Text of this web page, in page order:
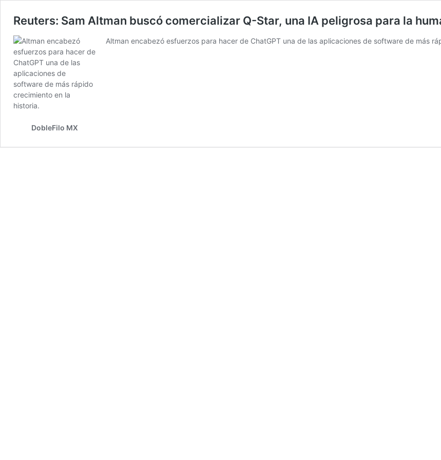
Reuters: Sam Altman buscó comercializar Q-Star, una IA peligrosa para la
Altman encabezó esfuerzos para hacer de ChatGPT una de las aplicaciones de software de más
DobleFilo MX